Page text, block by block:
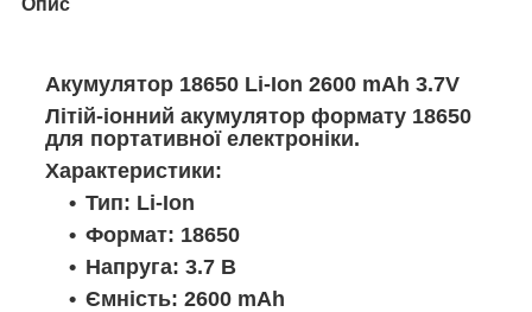
Акумулятор 18650 Li-Ion 2600 mAh 3.7V
Літій-іонний акумулятор формату 18650
для портативної електроніки.
Характеристики:
Тип: Li-Ion
Формат: 18650
Напруга: 3.7 В
Ємність: 2600 mAh